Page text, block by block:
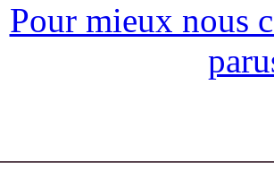
Pour mieux nous